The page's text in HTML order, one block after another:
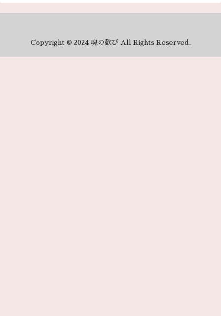
Copyright © 2024 魂の歓び All Rights Reserved.